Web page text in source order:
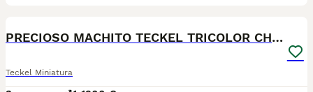
PRECIOSO MACHITO TECKEL TRICOLOR CHOCOLATE
Teckel Miniatura